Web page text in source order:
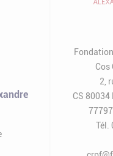
Cos
2,
CS
Tél.